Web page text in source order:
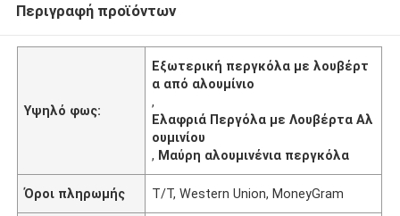
Περιγραφή προϊόντων
Υψηλό φως:
Εξωτερική περγκόλα με λουβέρτ
α από αλουμίνιο
,
Ελαφριά Περγόλα με Λουβέρτα Αλ
ουμινίου
, Μαύρη αλουμινένια περγκόλα
Όροι πληρωμής T/T, Western Union, MoneyGram